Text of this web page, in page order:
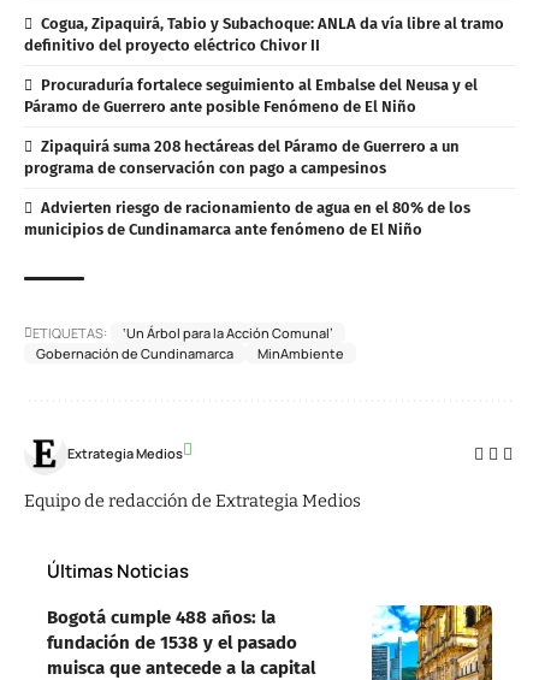
Cogua, Zipaquirá, Tabio y Subachoque: ANLA da vía libre al tramo
definitivo del proyecto eléctrico Chivor II
Procuraduría fortalece seguimiento al Embalse del Neusa y el
Páramo de Guerrero ante posible Fenómeno de El Niño
Zipaquirá suma 208 hectáreas del Páramo de Guerrero a un
programa de conservación con pago a campesinos
Advierten riesgo de racionamiento de agua en el 80% de los
municipios de Cundinamarca ante fenómeno de El Niño
ETIQUETAS:
‘Un Árbol para la Acción Comunal’
Gobernación de Cundinamarca
MinAmbiente
Extrategia Medios
Equipo de redacción de Extrategia Medios
Últimas Noticias
Bogotá cumple 488 años: la
fundación de 1538 y el pasado
muisca que antecede a la capital